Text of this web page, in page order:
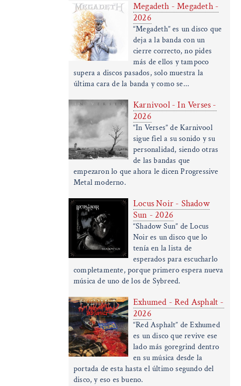
Megadeth - Megadeth -
2026
“Megadeth” es un disco que
deja a la banda con un
cierre correcto, no pides
más de ellos y tampoco
supera a discos pasados, solo muestra la
última cara de la banda y como se...
Karnivool - In Verses -
2026
“In Verses” de Karnivool
sigue fiel a su sonido y su
personalidad, siendo otras
de las bandas que
empezaron lo que ahora le dicen Progressive
Metal moderno.
Locus Noir - Shadow
Sun - 2026
“Shadow Sun” de Locus
Noir es un disco que lo
tenía en la lista de
esperados para escucharlo
completamente, porque primero espera nueva
música de uno de los de Sybreed.
Exhumed - Red Asphalt -
2026
“Red Asphalt” de Exhumed
es un disco que revive ese
lado más goregrind dentro
en su música desde la
portada de esta hasta el último segundo del
disco, y eso es bueno.